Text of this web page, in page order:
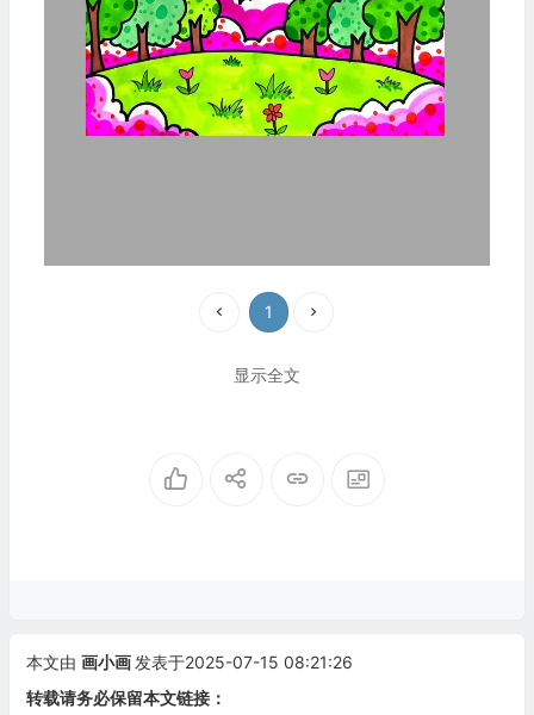
1
显示全文
本文由 画小画 发表于2025-07-15 08:21:26
转载请务必保留本文链接：